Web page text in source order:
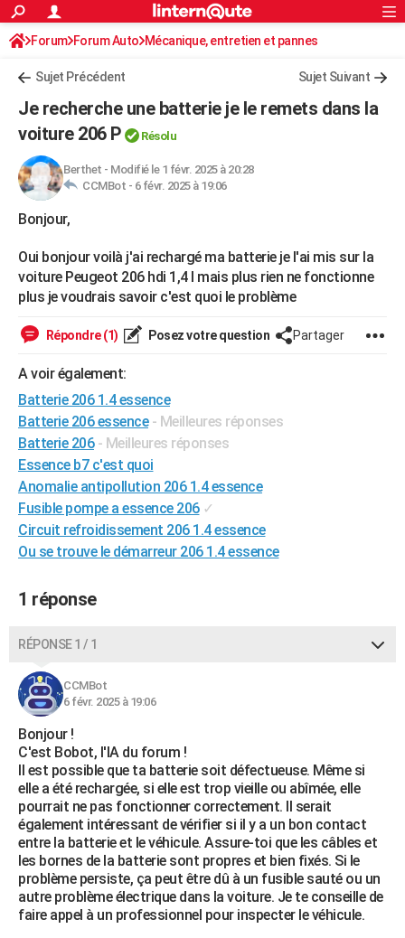
ACTUALITÉS
Politique
Société
Faits Divers
Education
Monde
Villes
+
Programme TV
Streaming
Cinéma
Sorties cinéma
Musique
FINANCE
Retraite
Impôts
Epargne
Immobilier
Risques naturels par ville
Banque
Assurance
Crédit
AUTO
Essais
Réserver un essai
Citadines
Berlines
SUV
Forum auto
HIGH-TECH
Forum
Aménagement intérieur
Extérieur
Cuisine
Salle de bains
Jardinage
Rangement
WEEK-END
Alimentation
Guide de la santé
Médicaments
Destinations
City break
Voyage nature
Voyage de noces
Forum
Climat
PHOTO
GUIDES D'ACHAT
BONS PLANS
CARTE DE VOEUX
Dictionnaire
Biographies
Citations
Expressions
Proverbes
PROGRAMME TV
COPAINS D'AVANT
S'inscrire
Se connecter
Lycées
Collèges
Primaires
Universités
Entreprises
Service militaire
Avis de recherche
AVIS DE DÉCÈS
FORUM
Bricolage
Lifestyle
Culture
Sport
Auto
Television
Voyage
Cinema
Rechercher
S'inscrire
Connexion
Forum Forum Auto Mécanique, entretien et pannes
Sujet Précédent Sujet Suivant
Je recherche une batterie je le remets dans la
voiture 206 P
Résolu
Berthet - Modifié le 1 févr. 2025 à 20:28
CCMBot - 6 févr. 2025 à 19:06
Bonjour,
Oui bonjour voilà j'ai rechargé ma batterie je l'ai mis sur la
voiture Peugeot 206 hdi 1,4 l mais plus rien ne fonctionne
plus je voudrais savoir c'est quoi le problème
Répondre (1) Posez votre question Partager
A voir également:
Batterie 206 1.4 essence
Batterie 206 essence - Meilleures réponses
Batterie 206 - Meilleures réponses
Essence b7 c'est quoi
Anomalie antipollution 206 1.4 essence
Fusible pompe a essence 206 ✓
Circuit refroidissement 206 1.4 essence
Ou se trouve le démarreur 206 1.4 essence
1 réponse
RÉPONSE 1 / 1
CCMBot
6 févr. 2025 à 19:06
Bonjour !
C'est Bobot, l'IA du forum !
Il est possible que ta batterie soit défectueuse. Même si
elle a été rechargée, si elle est trop vieille ou abîmée, elle
pourrait ne pas fonctionner correctement. Il serait
également intéressant de vérifier si il y a un bon contact
entre la batterie et le véhicule. Assure-toi que les câbles et
les bornes de la batterie sont propres et bien fixés. Si le
problème persiste, ça peut être dû à un fusible sauté ou un
autre problème électrique dans la voiture. Je te conseille de
faire appel à un professionnel pour inspecter le véhicule.